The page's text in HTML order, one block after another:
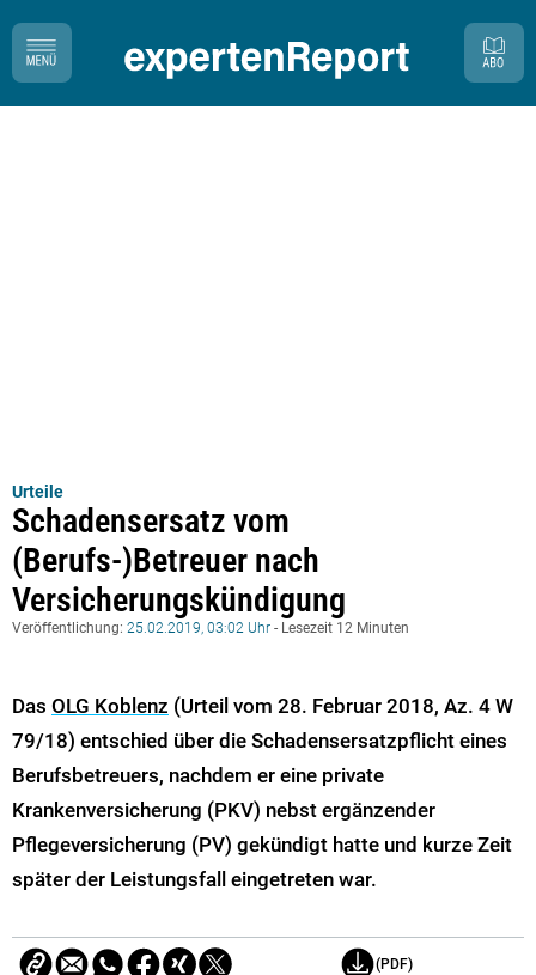
Urteile
Schadensersatz vom
(Berufs-)Betreuer nach
Versicherungskündigung
Veröffentlichung: 25.02.2019, 03:02 Uhr - Lesezeit 12 Minuten
Das OLG Koblenz (Urteil vom 28. Februar 2018, Az. 4 W
79/18) entschied über die Schadensersatzpflicht eines
Berufsbetreuers, nachdem er eine private
Krankenversicherung (PKV) nebst ergänzender
Pflegeversicherung (PV) gekündigt hatte und kurze Zeit
später der Leistungsfall eingetreten war.
(PDF)